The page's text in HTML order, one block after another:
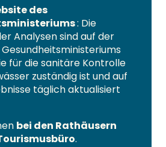
des
: Die
Analysen sind auf der
für die sanitäre Kontrolle
zuständig ist und auf
täglich aktualisiert
bei den Rathäusern
.